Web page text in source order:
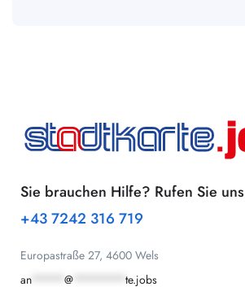
Sie brauchen Hilfe? Rufen Sie
+43 7242 316 719
Europastraße 27, 4600 Wels
an
@ te.jobs